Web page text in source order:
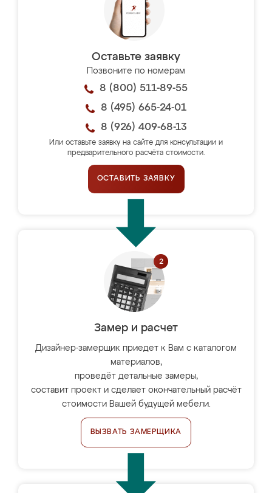
Оставьте заявку
Позвоните по номерам
8 (800) 511-89-55
8 (495) 665-24-01
8 (926) 409-68-13
Или оставьте заявку на сайте для консультации и
предварительного расчёта стоимости.
ОСТАВИТЬ ЗАЯВКУ
Замер и расчет
Дизайнер-замерщик приедет к Вам с каталогом
материалов,
проведёт детальные замеры,
составит проект и сделает окончательный расчёт
стоимости Вашей будущей мебели.
ВЫЗВАТЬ ЗАМЕРЩИКА